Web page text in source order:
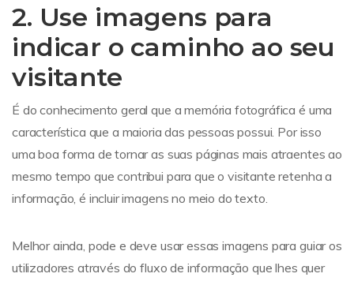
2. Use imagens para
indicar o caminho ao seu
visitante
É do conhecimento geral que a memória fotográfica é uma
característica que a maioria das pessoas possui. Por isso
uma boa forma de tornar as suas páginas mais atraentes ao
mesmo tempo que contribui para que o visitante retenha a
informação, é incluir imagens no meio do texto.
Melhor ainda, pode e deve usar essas imagens para guiar os
utilizadores através do fluxo de informação que lhes quer